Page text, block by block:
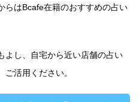
らはBcafe在籍のおすすめの占い
よし、自宅から近い店舗の占い
活用ください。